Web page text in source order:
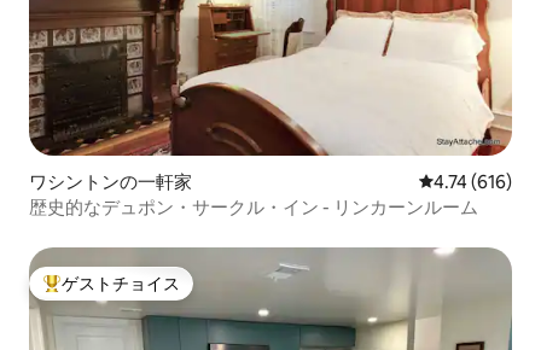
ワシントンの一軒家 レビュー616
4.74 (616)
歴史的なデュポン・サークル・イン - リンカーンルーム
大好評のゲストチョイスです。
ゲストチョイス